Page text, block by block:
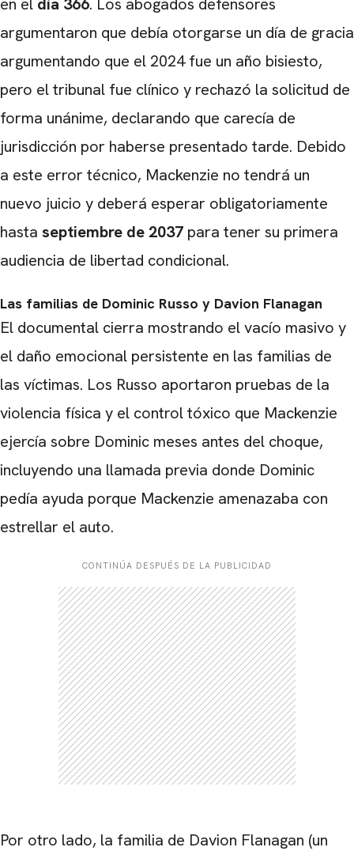
argumentaron que debía otorgarse un día de gracia
argumentando que el 2024 fue un año bisiesto,
pero el tribunal fue clínico y rechazó la solicitud de
forma unánime, declarando que carecía de
jurisdicción por haberse presentado tarde. Debido
a este error técnico, Mackenzie no tendrá un
nuevo juicio y deberá esperar obligatoriamente
hasta septiembre de 2037 para tener su primera
audiencia de libertad condicional.
Las familias de Dominic Russo y Davion Flanagan
El documental cierra mostrando el vacío masivo y
el daño emocional persistente en las familias de
las víctimas. Los Russo aportaron pruebas de la
violencia física y el control tóxico que Mackenzie
ejercía sobre Dominic meses antes del choque,
incluyendo una llamada previa donde Dominic
pedía ayuda porque Mackenzie amenazaba con
estrellar el auto.
CONTINÚA DESPUÉS DE LA PUBLICIDAD
Por otro lado, la familia de Davion Flanagan (un